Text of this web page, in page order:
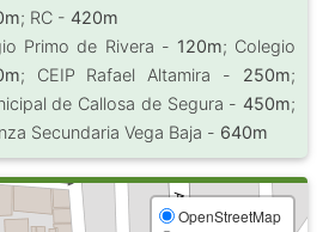
; RC - 420m
Primo de Rivera - 120m; Colegio
; CEIP Rafael Altamira - 250m;
de Callosa de Segura - 450m;
Secundaria Vega Baja - 640m
OpenStreetMap